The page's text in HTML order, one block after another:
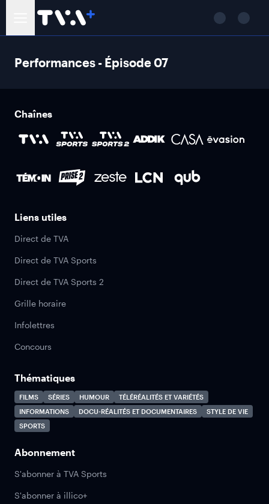
Performances - Épisode 07
Chaînes
Liens utiles
Direct de TVA
Direct de TVA Sports
Direct de TVA Sports 2
Grille horaire
Infolettres
Concours
Thématiques
FILMS SÉRIES HUMOUR
TÉLÉRÉALITÉS ET VARIÉTÉS
INFORMATIONS
DOCU-RÉALITÉS ET DOCUMENTAIRES
STYLE DE VIE
SPORTS
Abonnement
S'abonner à TVA Sports
S'abonner à illico+